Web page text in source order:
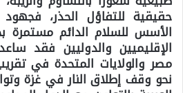
حقيقية للتفاؤل الحذر،
الأسس للسلام الدائم مستمرة
الإقليميين والدوليين فقد
مصر والولايات المتحدة في
نحو وقف إطلاق النار في غزة